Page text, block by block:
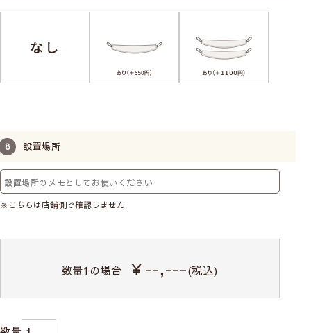
設置場所
※こちらは店舗側で確認しません
数量1の場合 ￥--,---(税込)